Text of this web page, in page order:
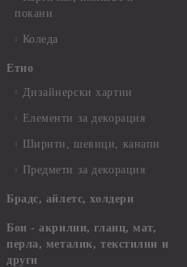
покани
Коледа
Етно
Дизайнерски хартии
Елементи за декорация
Ширити, шевици, канапи
Предмети за декорация
Брадс, айлетс, холдери
Бои - акрилни, гланц, мат,
перла, металик, текстилни и
други